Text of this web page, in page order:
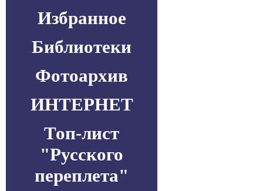
Избранное
Библиотеки
Фотоархив
ИНТЕРНЕТ
Топ-лист
"Русского
переплета"